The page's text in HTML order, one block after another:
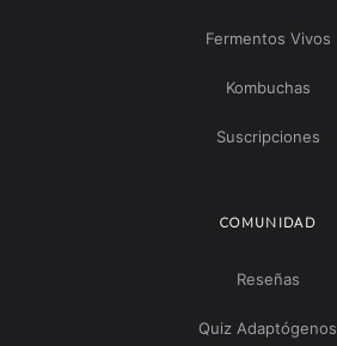
Fermentos Vivos
Kombuchas
Suscripciones
COMUNIDAD
Reseñas
Quiz Adaptógenos